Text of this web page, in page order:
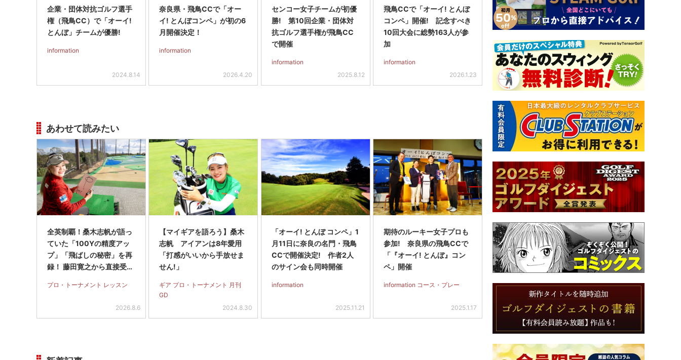
企業・団体対抗ゴルフ選手
権（飛鳥CC）で「オーイ!
とんぼ」チームが優勝!
information
2024.8.14
奈良県・飛鳥CCで「オー
イ! とんぼコンペ」が初の6
月開催決定！
information
2026.4.20
センコー女子チームが初優
勝! 第10回企業・団体対
抗ゴルフ選手権が飛鳥CC
で開催
information
2025.8.12
飛鳥CCで「オーイ! とんぼ
コンペ」開催! 記念すべき
10回大会に総勢163人が参
加
information
2026.1.23
あわせて読みたい
全英制覇！桑木志帆が語っ
ていた「100Yの精度アッ
プ」「飛ばしの秘密」を再
録！ 藤田寛之から直接受け
プロ・トーナメント レッスン
2026.8.6
【マイギアを語ろう】桑木
志帆 アイアンは8年愛用
「打感がいいから手放せま
せん!」
ギア プロ・トーナメント 月刊
GD
2024.8.30
「オーイ! とんぼ コンペ」1
月11日に奈良の名門・飛鳥
CCで開催決定! 作者2人
のサイン会も同時開催
information
2025.11.21
期待のルーキー女子プロも
参加! 奈良県の飛鳥CCで
「『オーイ! とんぼ』コン
ペ」開催
information コース・プレー
2025.1.17